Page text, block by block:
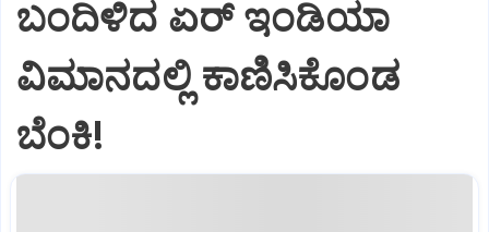
ಬಂದಿಳಿದ ಏರ್‌ ಇಂಡಿಯಾ
ವಿಮಾನದಲ್ಲಿ ಕಾಣಿಸಿಕೊಂಡ
ಬೆಂಕಿ!